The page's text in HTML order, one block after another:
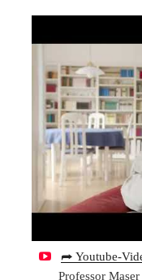
⮫ Youtube-
Professor